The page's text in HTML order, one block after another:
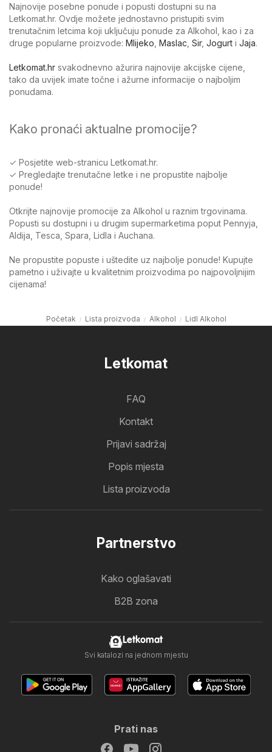
Najnovije posebne ponude i popusti dostupni su na
Letkomat.hr. Ovdje možete jednostavno pristupiti svim
trenutačnim letcima koji uključuju ponude za Alkohol, kao i za
druge popularne proizvode: Mlijeko Maslac Sir, Jogurt i Jaja.
Letkomat.hr svakodnevno ažurira najnovije akcijske cijene,
tako da uvijek imate točne i ažurne informacije o najboljim
ponudama.
Kako pronaći aktualne promocije?
✓ Posjetite web-stranicu Letkomat.hr.
✓ Pregledajte trenutačne letke i ne propustite najbolje
ponude!
Otkrijte najnovije promocije za Alkohol u raznim trgovinama.
Popusti su dostupni i u drugim supermarketima poput Pennyja,
Aldija, Tesca, Spara, Lidla i Auchana.
Ne propustite popuste i uštedite uz najbolje ponude! Kupujte
pametno i uživajte u kvalitetnim proizvodima po najpovoljnijim
cijenama!
Početak Lista proizvoda Alkohol Lidl Alkohol
Letkomat
FAQ
Kontakt
Prijavi sadržaj
Popis mjesta
Lista proizvoda
Partnerstvo
Kako oglašavati
B2B zona
Letkomat
Svi katalozi na jednom mjestu
Prati nas